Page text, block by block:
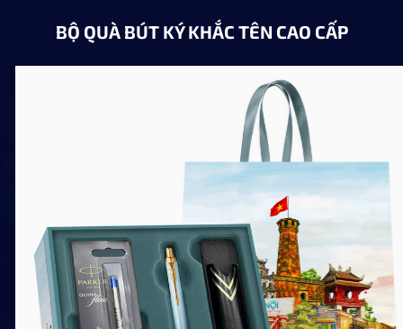
BỘ QUÀ BÚT KÝ KHẮC TÊN CAO CẤP